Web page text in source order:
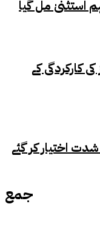
استثنیٰ مل گیا
کارکردگی کے
اختیار کر گئے
جمع